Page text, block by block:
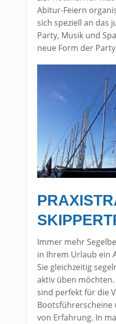
Abitur-Feiern
sich speziell an das
Party, Musik und
neue Form der
Immer mehr
in Ihrem Urlaub ein
Sie gleichzeitig
aktiv üben
sind perfekt für die
Bootsführerscheine
von Erfahrung. In